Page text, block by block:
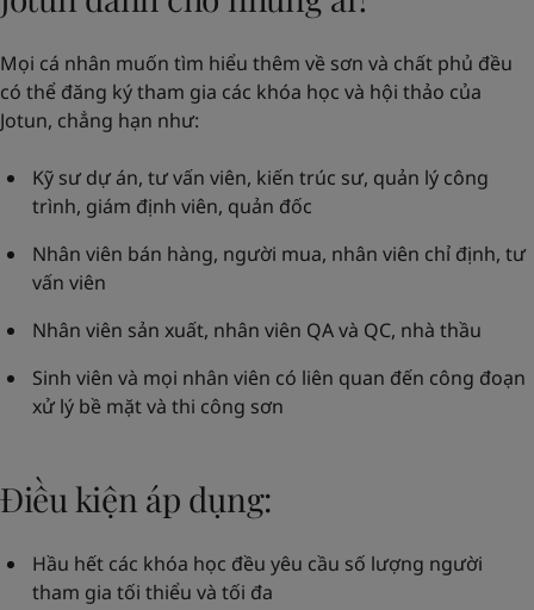
Mọi cá nhân muốn tìm hiểu thêm về sơn và chất phủ đều
có thể đăng ký tham gia các khóa học và hội thảo của
Jotun, chẳng hạn như:
Kỹ sư dự án, tư vấn viên, kiến trúc sư, quản lý công
trình, giám định viên, quản đốc
Nhân viên bán hàng, người mua, nhân viên chỉ định, tư
vấn viên
Nhân viên sản xuất, nhân viên QA và QC, nhà thầu
Sinh viên và mọi nhân viên có liên quan đến công đoạn
xử lý bề mặt và thi công sơn
Điều kiện áp dụng:
Hầu hết các khóa học đều yêu cầu số lượng người
tham gia tối thiểu và tối đa